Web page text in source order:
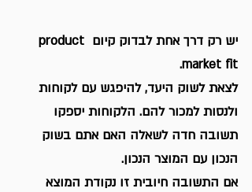
יש רק דרך אחת לבדוק קיום product
market fit.
לצאת לשוק היעד, להיפגש עם לקוחות
ולנסות למכור להם. הלקוחות יספקו
תשובה חדה לשאלה האם אתם בשוק
הנכון עם המוצר הנכון.
אם התשובה חיובית זו נקודת המוצא